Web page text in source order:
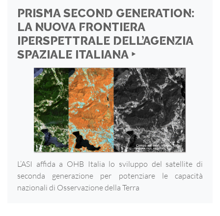
PRISMA SECOND GENERATION:
LA NUOVA FRONTIERA
IPERSPETTRALE DELL’AGENZIA
SPAZIALE ITALIANA ‣
L’ASI affida a OHB Italia lo sviluppo del satellite di
seconda generazione per potenziare le capacità
nazionali di Osservazione della Terra